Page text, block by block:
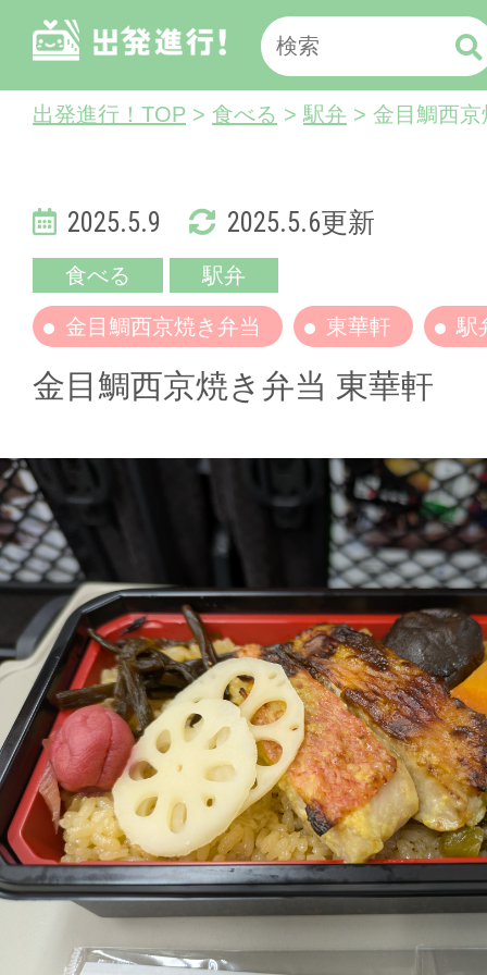
出発進行！TOP > 食べる > 駅弁 > 金目鯛西
2025.5.9 2025.5.6更新
食べる 駅弁
金目鯛西京焼き弁当 東華軒 駅
金目鯛西京焼き弁当 東華軒